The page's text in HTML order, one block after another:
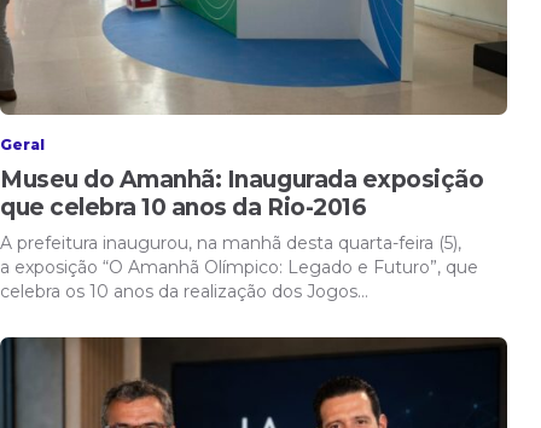
Geral
Museu do Amanhã: Inaugurada exposição
que celebra 10 anos da Rio-2016
A prefeitura inaugurou, na manhã desta quarta-feira (5),
a exposição “O Amanhã Olímpico: Legado e Futuro”, que
celebra os 10 anos da realização dos Jogos…